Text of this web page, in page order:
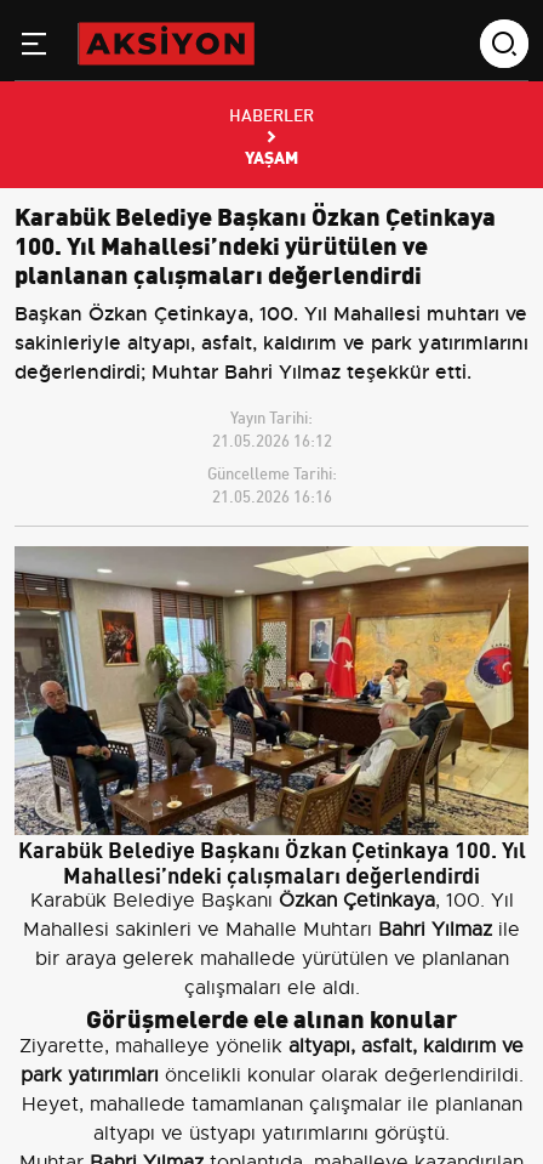
HABERLER
YAŞAM
Karabük Belediye Başkanı Özkan Çetinkaya
100. Yıl Mahallesi’ndeki yürütülen ve
planlanan çalışmaları değerlendirdi
Başkan Özkan Çetinkaya, 100. Yıl Mahallesi muhtarı ve
sakinleriyle altyapı, asfalt, kaldırım ve park yatırımlarını
değerlendirdi; Muhtar Bahri Yılmaz teşekkür etti.
Yayın Tarihi:
21.05.2026 16:12
Güncelleme Tarihi:
21.05.2026 16:16
Karabük Belediye Başkanı Özkan Çetinkaya 100. Yıl
Mahallesi’ndeki çalışmaları değerlendirdi
Karabük Belediye Başkanı Özkan Çetinkaya, 100. Yıl
Mahallesi sakinleri ve Mahalle Muhtarı Bahri Yılmaz ile
bir araya gelerek mahallede yürütülen ve planlanan
çalışmaları ele aldı.
Görüşmelerde ele alınan konular
Ziyarette, mahalleye yönelik altyapı, asfalt, kaldırım ve
park yatırımları öncelikli konular olarak değerlendirildi.
Heyet, mahallede tamamlanan çalışmalar ile planlanan
altyapı ve üstyapı yatırımlarını görüştü.